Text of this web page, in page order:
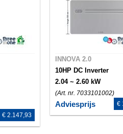
€ 2.147,93
INNOVA 2.0
10HP DC Inverter
2.04 ~ 2.60 kW
(Art. nr. 7033101002)
Adviesprijs €